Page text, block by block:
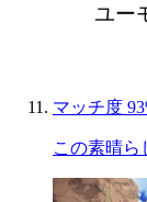
ユー
マッチ度
この素晴ら